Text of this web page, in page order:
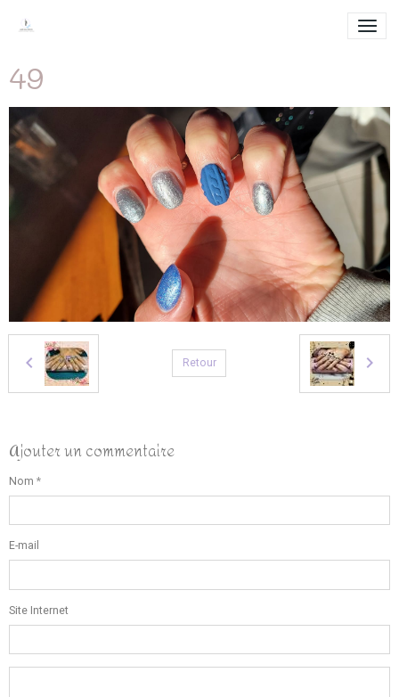
49
Retour
Ajouter un commentaire
Nom
E-mail
Site Internet